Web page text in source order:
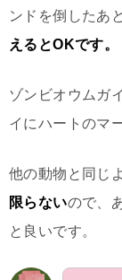
ンドを倒したあ
えるとOKです。
ゾンビオウムガ
イにハートのマ
他の動物と同じ
限らないので、
と良いです。